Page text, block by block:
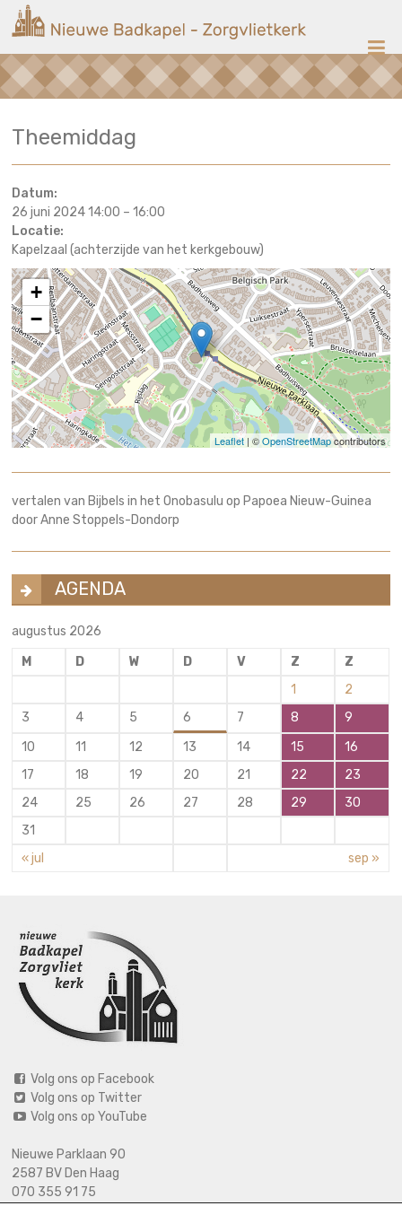
naar
inhoud
Nieuwe
Badkapel
op
Theemiddag
Datum:
26 juni 2024 14:00 –16:00
Locatie:
Kapelzaal (achterzijde van het kerkgebouw)
+
−
Leaflet| ©OpenStreetMapcontributors
vertalen van Bijbels in het Onobasulu op Papoea Nieuw-Guinea
door Anne Stoppels-Dondorp
AGENDA
augustus 2026
M
D W D V Z
Z
1
2
3
4 5 6 7 8
9
10
11 12 13 14 15
16
17
18 19 20 21 22
23
24
25 26 27 28 29
30
31
« jul
sep »
Volg ons op Facebook
Volg ons op Twitter
Volg ons op YouTube
Nieuwe Parklaan 90
2587 BV Den Haag
070 355 91 75